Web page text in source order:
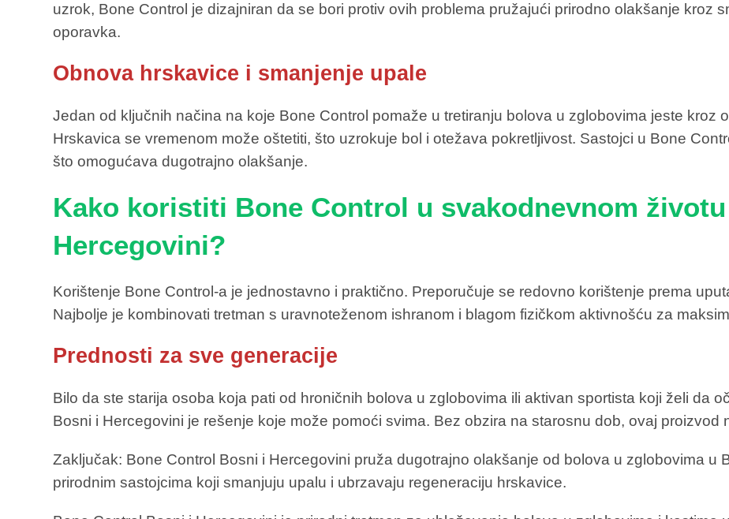
uzrok, Bone Control je dizajniran da se bori protiv ovih problema pružajući prirodno olakšanje kroz
oporavka.
Obnova hrskavice i smanjenje upale
Jedan od ključnih načina na koje Bone Control pomaže u tretiranju bolova u zglobovima jeste kroz
Hrskavica se vremenom može oštetiti, što uzrokuje bol i otežava pokretljivost. Sastojci u Bone
što omogućava dugotrajno olakšanje.
Kako koristiti Bone Control u svakodnevnom
Hercegovini?
Korištenje Bone Control-a je jednostavno i praktično. Preporučuje se redovno korištenje prema
Najbolje je kombinovati tretman s uravnoteženom ishranom i blagom fizičkom aktivnošću za
Prednosti za sve generacije
Bilo da ste starija osoba koja pati od hroničnih bolova u zglobovima ili aktivan sportista koji želi da
Bosni i Hercegovini je rešenje koje može pomoći svima. Bez obzira na starosnu dob, ovaj proizvod
Zaključak: Bone Control Bosni i Hercegovini pruža dugotrajno olakšanje od bolova u zglobovima u
prirodnim sastojcima koji smanjuju upalu i ubrzavaju regeneraciju hrskavice.